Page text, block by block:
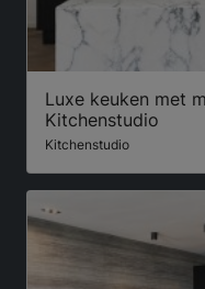
Luxe keuken met
Kitchenstudio
Kitchenstudio